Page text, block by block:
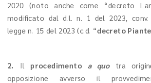
2020 (noto anche come “decreto
modificato dal d.l. n. 1 del 2023,
legge n. 15 del 2023 (c.d. “decreto
2. Il procedimento a quotra
opposizione avverso il